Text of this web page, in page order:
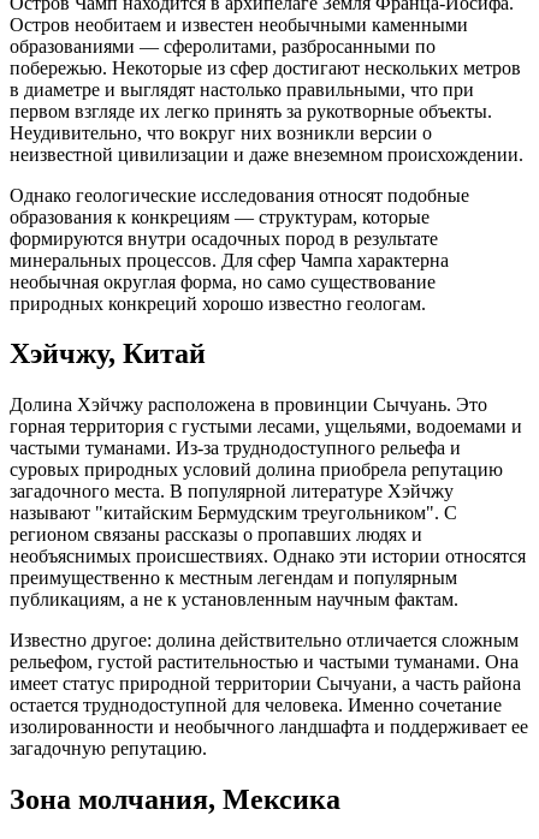
Остров необитаем и известен необычными каменными
образованиями — сферолитами, разбросанными по
побережью. Некоторые из сфер достигают нескольких метров
в диаметре и выглядят настолько правильными, что при
первом взгляде их легко принять за рукотворные объекты.
Неудивительно, что вокруг них возникли версии о
неизвестной цивилизации и даже внеземном происхождении.
Однако геологические исследования относят подобные
образования к конкрециям — структурам, которые
формируются внутри осадочных пород в результате
минеральных процессов. Для сфер Чампа характерна
необычная округлая форма, но само существование
природных конкреций хорошо известно геологам.
Хэйчжу, Китай
Долина Хэйчжу расположена в провинции Сычуань. Это
горная территория с густыми лесами, ущельями, водоемами и
частыми туманами. Из-за труднодоступного рельефа и
суровых природных условий долина приобрела репутацию
загадочного места. В популярной литературе Хэйчжу
называют "китайским Бермудским треугольником". С
регионом связаны рассказы о пропавших людях и
необъяснимых происшествиях. Однако эти истории относятся
преимущественно к местным легендам и популярным
публикациям, а не к установленным научным фактам.
Известно другое: долина действительно отличается сложным
рельефом, густой растительностью и частыми туманами. Она
имеет статус природной территории Сычуани, а часть района
остается труднодоступной для человека. Именно сочетание
изолированности и необычного ландшафта и поддерживает ее
загадочную репутацию.
Зона молчания, Мексика